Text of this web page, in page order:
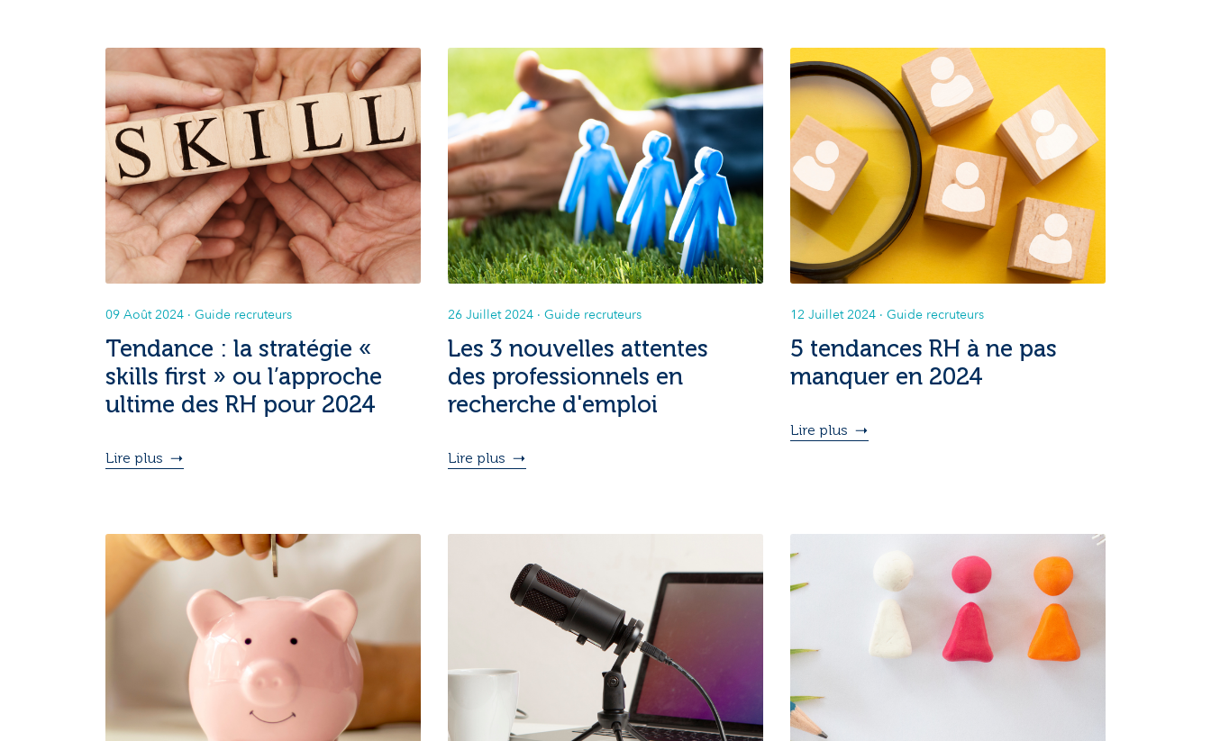
09 Août 2024 · Guide recruteurs
Tendance : la stratégie «
skills first » ou l’approche
ultime des RH pour 2024
Lire plus
26 Juillet 2024· Guide recruteurs
Les 3 nouvelles attentes
des professionnels en
recherche d'emploi
Lire plus
12 Juillet 2024· Guide recruteurs
5 tendances RH à ne pas
manquer en 2024
Lire plus